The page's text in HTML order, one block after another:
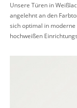
Unsere Türen in
angelehnt an den
sich optimal in
hochweißen